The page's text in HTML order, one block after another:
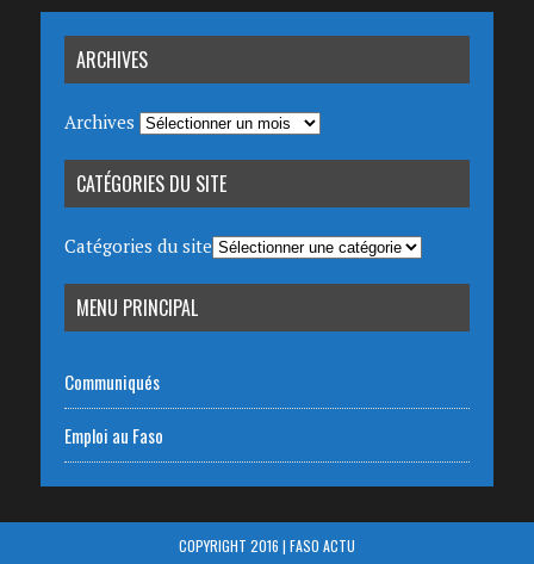
ARCHIVES
Archives
CATÉGORIES DU SITE
Catégories du site
MENU PRINCIPAL
Communiqués
Emploi au Faso
COPYRIGHT 2016 | FASO ACTU